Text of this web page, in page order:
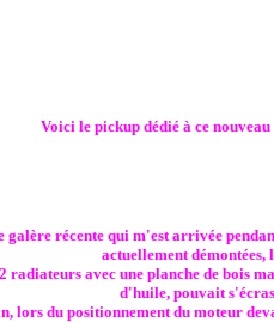
Voici le pickup dédié à ce
galère récente qui m'est arrivée
actuellement
radiateurs avec une planche de bois
d'huile, pouvait
lors du positionnement du moteur